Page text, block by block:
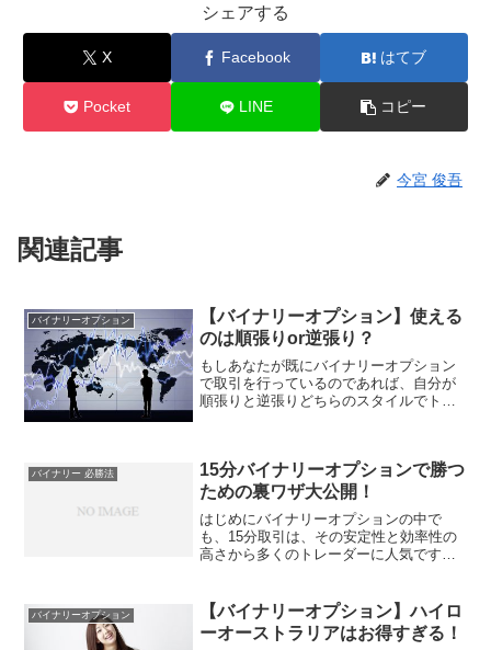
シェアする
X Facebook はてブ
Pocket LINE コピー
今宮 俊吾
関連記事
バイナリーオプション
【バイナリーオプション】使える
のは順張りor逆張り？
もしあなたが既にバイナリーオプション
で取引を行っているのであれば、自分が
順張りと逆張りどちらのスタイルでトレ
っているでしょうか。今回は...
バイナリー 必勝法
15分バイナリーオプションで勝つ
ための裏ワザ大公開！
はじめにバイナリーオプションの中で
も、15分取引は、その安定性と効率性の
高さから多くのトレーダーに人気です。
は、15分取引を成功させるための詳細な
戦略と、注意すべき点に...
バイナリーオプション
【バイナリーオプション】ハイロ
ーオーストラリアはお得すぎる！